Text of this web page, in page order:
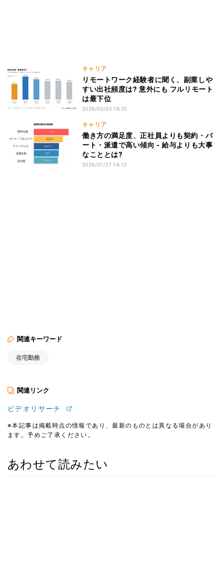
キャリア
リモートワーク経験者に聞く、副業しや
すい出社頻度は? 意外にも フルリモート
は最下位
2026/03/02 16:01
キャリア
働き方の満足度、正社員よりも契約・パ
ート・派遣で高い傾向 - 給与よりも大事
なこととは?
2026/01/27 14:13
関連キーワード
在宅勤務
関連リンク
ビデオリサーチ
※本記事は掲載時点の情報であり、最新のものとは異なる場合があり
ます。予めご了承ください。
あわせて読みたい